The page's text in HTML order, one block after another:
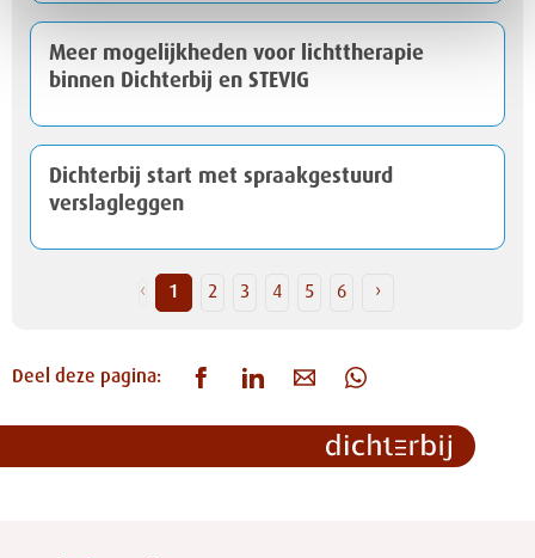
Meer mogelijkheden voor lichttherapie
binnen Dichterbij en STEVIG
Dichterbij start met spraakgestuurd
verslagleggen
‹ 1 2 3 4 5 6 ›
Deel deze pagina: